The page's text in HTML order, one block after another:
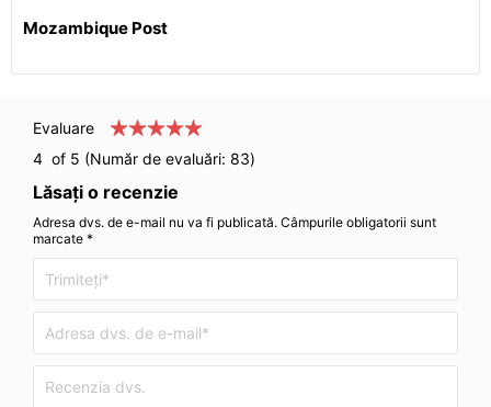
Mozambique Post
Evaluare
4 of 5 (Număr de evaluări: 83)
Lăsați o recenzie
Adresa dvs. de e-mail nu va fi publicată. Câmpurile obligatorii sunt
marcate *